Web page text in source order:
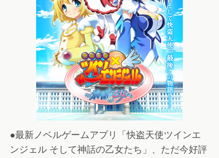
●最新ノベルゲームアプリ「快盗天使ツインエ
ンジェル そして神話の乙女たち」、ただ今好評